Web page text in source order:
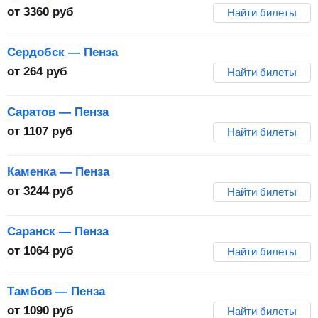
от 3360 руб Найти билеты
Сердобск — Пенза
от 264 руб Найти билеты
Саратов — Пенза
от 1107 руб Найти билеты
Каменка — Пенза
от 3244 руб Найти билеты
Саранск — Пенза
от 1064 руб Найти билеты
Тамбов — Пенза
от 1090 руб Найти билеты